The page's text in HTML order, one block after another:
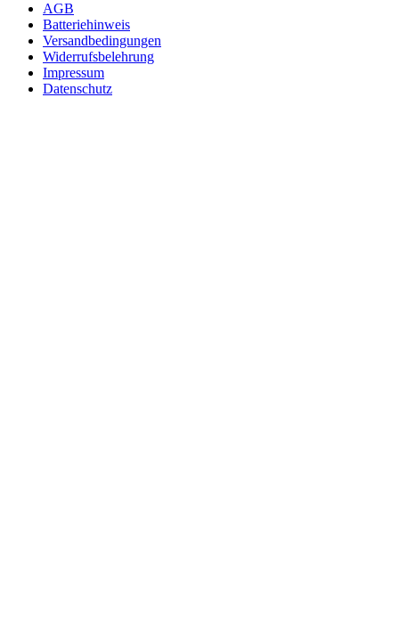
AGB
Batteriehinweis
Versandbedingungen
Widerrufsbelehrung
Impressum
Datenschutz